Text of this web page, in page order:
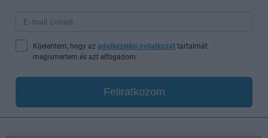
Kijelentem, hogy az adatkezelési nyilatkozat tartalmát
megismertem és azt elfogadom.
Feliratkozom